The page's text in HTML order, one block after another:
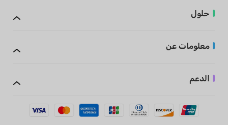
حلول
معلومات عن
الدعم